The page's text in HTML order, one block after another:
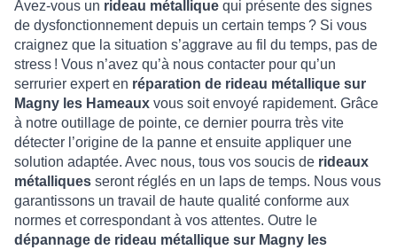
Avez-vous un rideau métallique qui présente des signes
de dysfonctionnement depuis un certain temps ? Si vous
craignez que la situation s’aggrave au fil du temps, pas de
stress ! Vous n’avez qu’à nous contacter pour qu’un
serrurier expert en réparation de rideau métallique sur
Magny les Hameaux vous soit envoyé rapidement. Grâce
à notre outillage de pointe, ce dernier pourra très vite
détecter l’origine de la panne et ensuite appliquer une
solution adaptée. Avec nous, tous vos soucis de rideaux
métalliques seront réglés en un laps de temps. Nous vous
garantissons un travail de haute qualité conforme aux
normes et correspondant à vos attentes. Outre le
dépannage de rideau métallique sur Magny les